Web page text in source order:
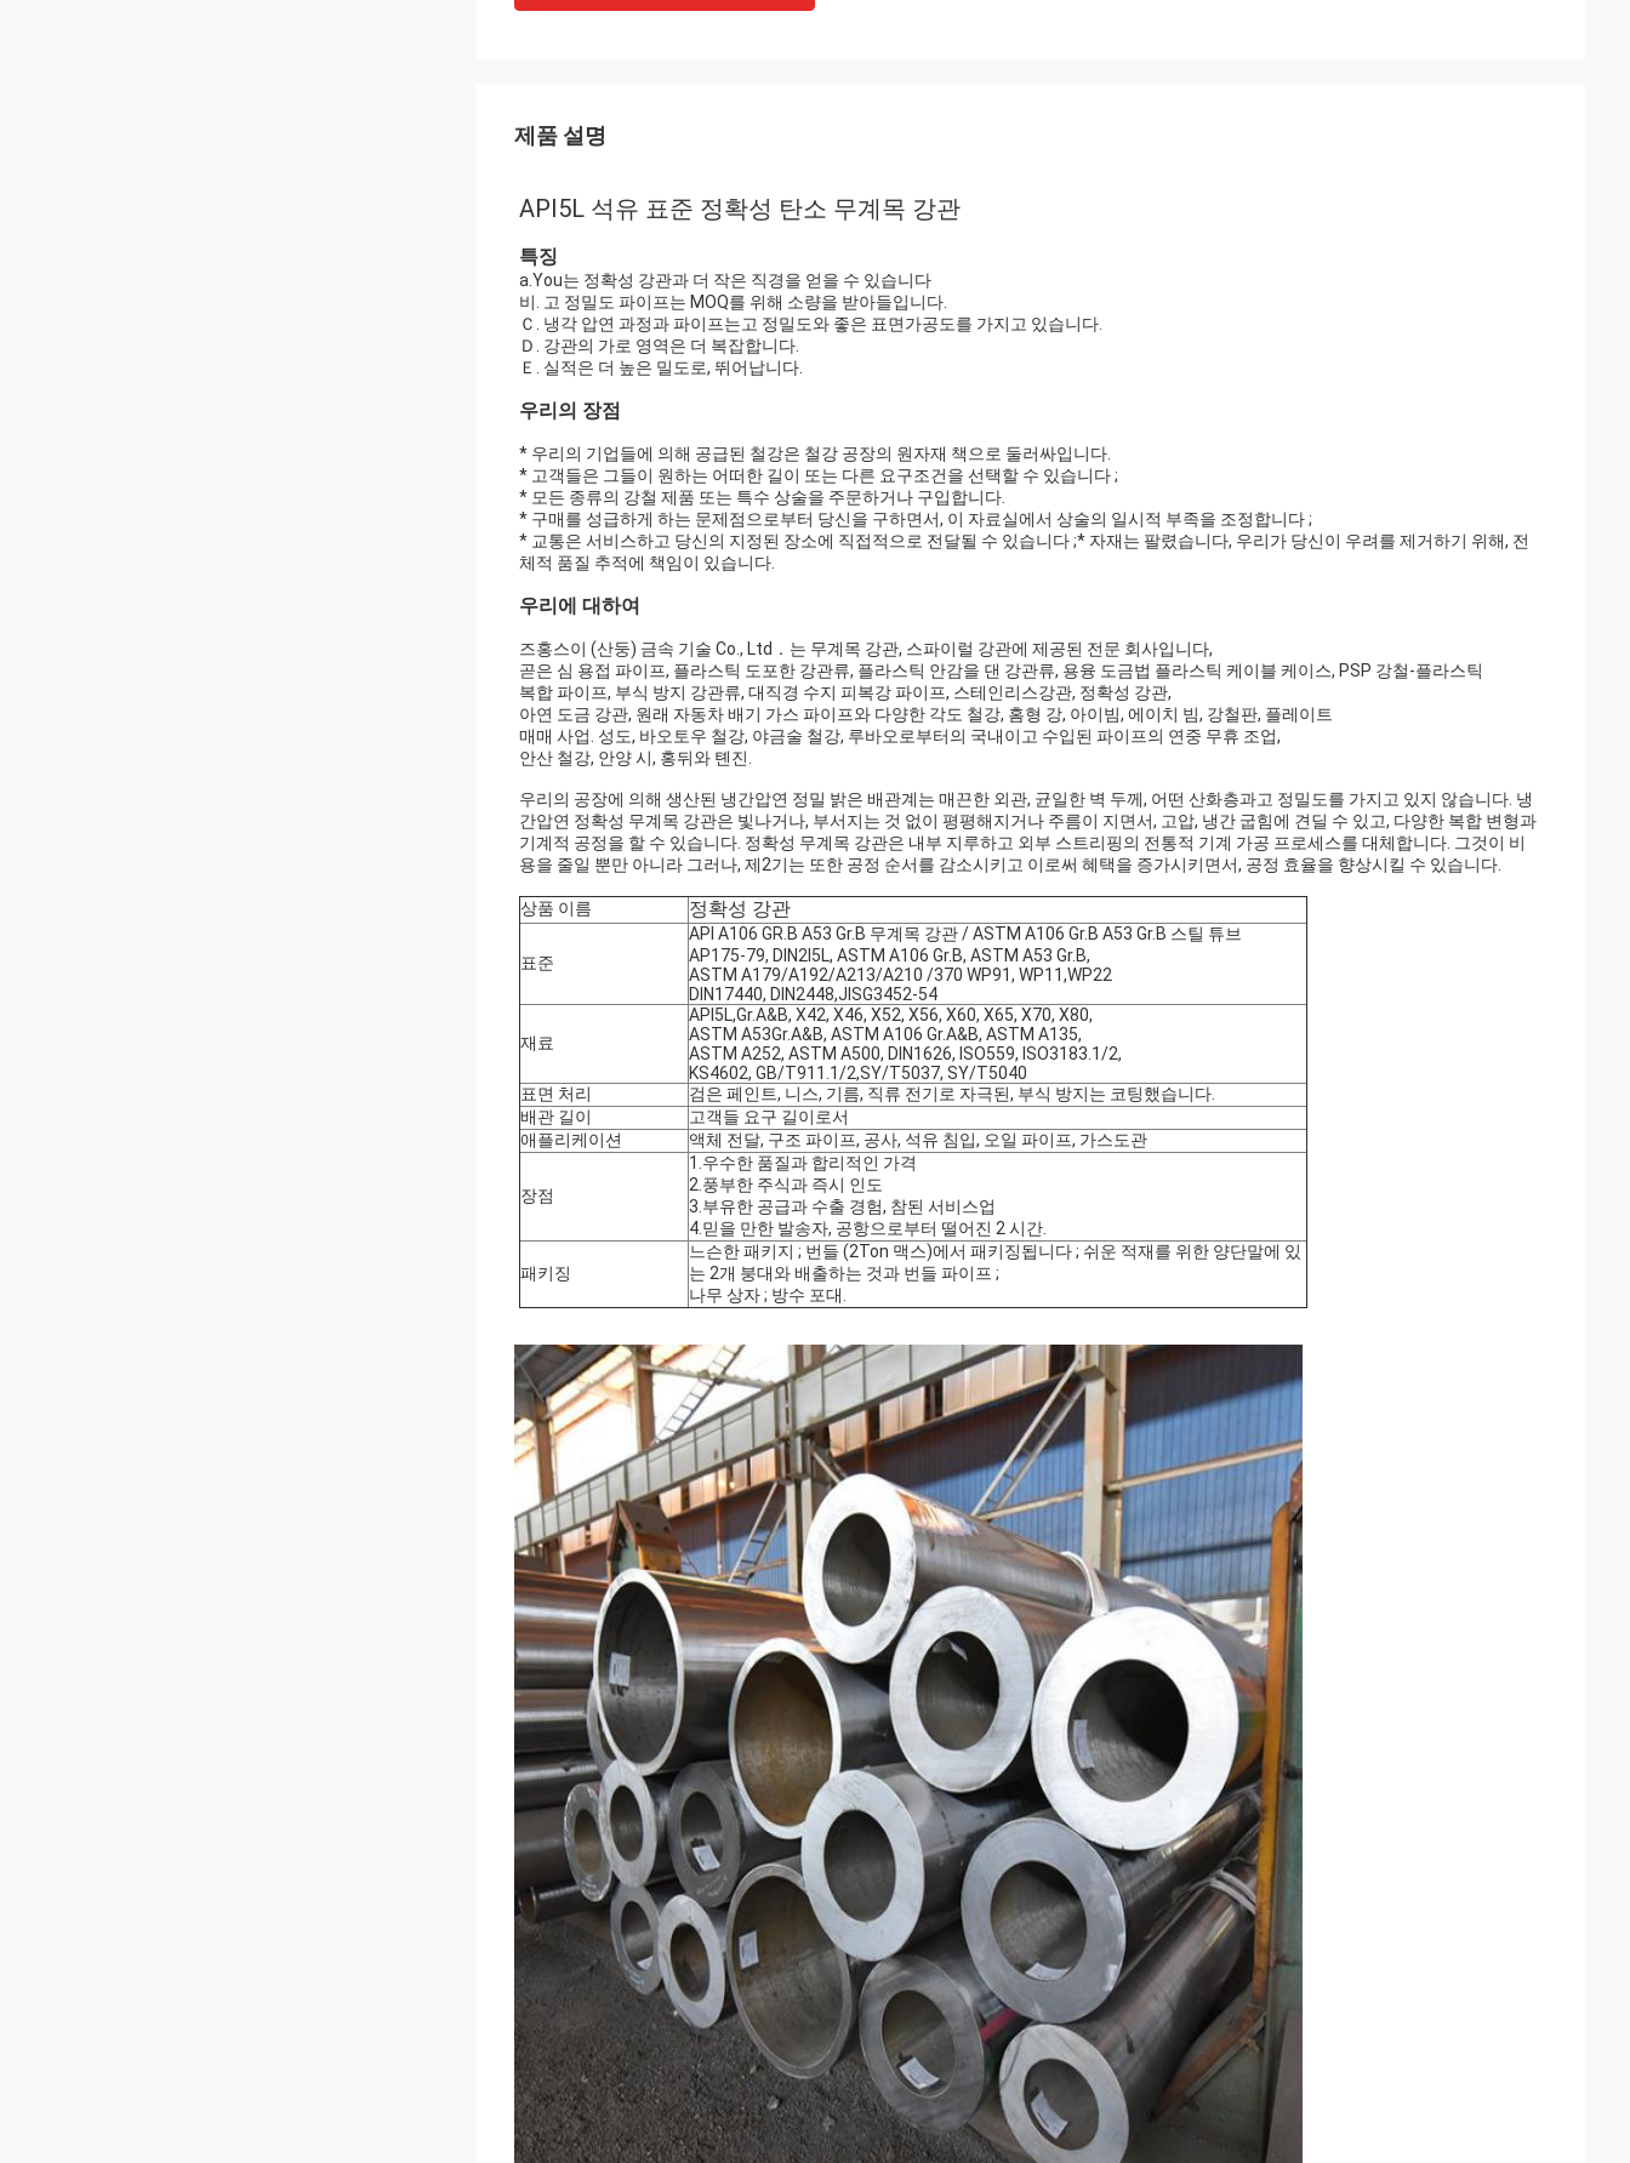
제품 설명
API5L 석유 표준 정확성 탄소 무계목 강관
특징
a.You는 정확성 강관과 더 작은 직경을 얻을 수 있습니다
비. 고 정밀도 파이프는 MOQ를 위해 소량을 받아들입니다.
Ｃ. 냉각 압연 과정과 파이프는고 정밀도와 좋은 표면가공도를 가지고 있습니다.
Ｄ. 강관의 가로 영역은 더 복잡합니다.
Ｅ. 실적은 더 높은 밀도로, 뛰어납니다.
우리의 장점
* 우리의 기업들에 의해 공급된 철강은 철강 공장의 원자재 책으로 둘러싸입니다.
* 고객들은 그들이 원하는 어떠한 길이 또는 다른 요구조건을 선택할 수 있습니다 ;
* 모든 종류의 강철 제품 또는 특수 상술을 주문하거나 구입합니다.
* 구매를 성급하게 하는 문제점으로부터 당신을 구하면서, 이 자료실에서 상술의 일시적 부족을 조정합니다 ;
* 교통은 서비스하고 당신의 지정된 장소에 직접적으로 전달될 수 있습니다 ;* 자재는 팔렸습니다, 우리가 당신이 우려를 제거하기 위해, 전
체적 품질 추적에 책임이 있습니다.
우리에 대하여
즈홍스이 (산둥) 금속 기술 Co., Ltd．는 무계목 강관, 스파이럴 강관에 제공된 전문 회사입니다,
곧은 심 용접 파이프, 플라스틱 도포한 강관류, 플라스틱 안감을 댄 강관류, 용융 도금법 플라스틱 케이블 케이스, PSP 강철-플라스틱
복합 파이프, 부식 방지 강관류, 대직경 수지 피복강 파이프, 스테인리스강관, 정확성 강관,
아연 도금 강관, 원래 자동차 배기 가스 파이프와 다양한 각도 철강, 홈형 강, 아이빔, 에이치 빔, 강철판, 플레이트
매매 사업. 성도, 바오토우 철강, 야금술 철강, 루바오로부터의 국내이고 수입된 파이프의 연중 무휴 조업,
안산 철강, 안양 시, 홍뒤와 톈진.
우리의 공장에 의해 생산된 냉간압연 정밀 밝은 배관계는 매끈한 외관, 균일한 벽 두께, 어떤 산화층과고 정밀도를 가지고 있지 않습니다. 냉
간압연 정확성 무계목 강관은 빛나거나, 부서지는 것 없이 평평해지거나 주름이 지면서, 고압, 냉간 굽힘에 견딜 수 있고, 다양한 복합 변형과
기계적 공정을 할 수 있습니다. 정확성 무계목 강관은 내부 지루하고 외부 스트리핑의 전통적 기계 가공 프로세스를 대체합니다. 그것이 비
용을 줄일 뿐만 아니라 그러나, 제2기는 또한 공정 순서를 감소시키고 이로써 혜택을 증가시키면서, 공정 효율을 향상시킬 수 있습니다.
상품 이름 정확성 강관
표준
API A106 GR.B A53 Gr.B 무계목 강관 / ASTM A106 Gr.B A53 Gr.B 스틸 튜브
AP175-79, DIN2I5L, ASTM A106 Gr.B, ASTM A53 Gr.B,
ASTM A179/A192/A213/A210 /370 WP91, WP11,WP22
DIN17440, DIN2448,JISG3452-54
재료
API5L,Gr.A&B, X42, X46, X52, X56, X60, X65, X70, X80,
ASTM A53Gr.A&B, ASTM A106 Gr.A&B, ASTM A135,
ASTM A252, ASTM A500, DIN1626, ISO559, ISO3183.1/2,
KS4602, GB/T911.1/2,SY/T5037, SY/T5040
표면 처리
검은 페인트, 니스, 기름, 직류 전기로 자극된, 부식 방지는 코팅했습니다.
배관 길이
고객들 요구 길이로서
애플리케이션
액체 전달, 구조 파이프, 공사, 석유 침입, 오일 파이프, 가스도관
장점
1.우수한 품질과 합리적인 가격
2.풍부한 주식과 즉시 인도
3.부유한 공급과 수출 경험, 참된 서비스업
4.믿을 만한 발송자, 공항으로부터 떨어진 2 시간.
패키징
느슨한 패키지 ; 번들 (2Ton 맥스)에서 패키징됩니다 ; 쉬운 적재를 위한 양단말에 있
는 2개 붕대와 배출하는 것과 번들 파이프 ;
나무 상자 ; 방수 포대.